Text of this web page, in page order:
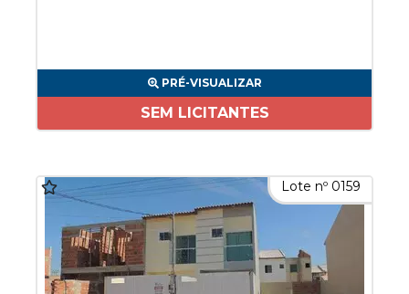
PRÉ-VISUALIZAR
SEM LICITANTES
Lote nº 0159